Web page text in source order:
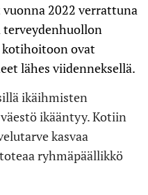
2022 verrattuna
terveydenhuollon
ovat
lähes viidenneksellä.
ikäihmisten
ikääntyy. Kotiin
kasvaa
ryhmäpäällikkö